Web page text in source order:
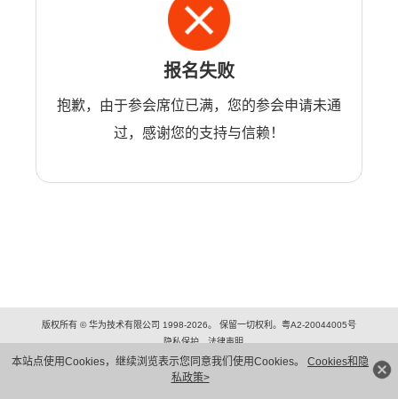
本站点使用Cookies，继续浏览表示您同意我们使用Cookies。 Cookies和隐
私政策>
报名失败
抱歉，由于参会席位已满，您的参会申请未通
过，感谢您的支持与信赖！
版权所有 © 华为技术有限公司 1998-2026。 保留一切权利。粤A2-20044005号
隐私保护
法律声明